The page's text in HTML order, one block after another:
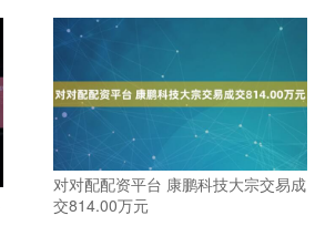
对对配配资平台 康鹏科技大宗交易成
交814.00万元